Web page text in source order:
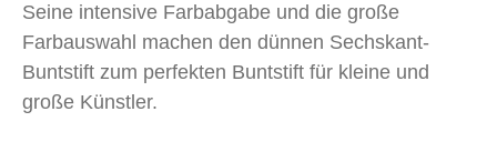
Seine intensive Farbabgabe und die große
Farbauswahl machen den dünnen Sechskant-
Buntstift zum perfekten Buntstift für kleine und
große Künstler.